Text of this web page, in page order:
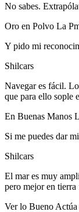
No sabes.
Oro en Polvo La
Y pido mi
Shilcars
Navegar es fácil.
que para ello sople
En Buenas Manos
Si me puedes dar
Shilcars
El mar es muy
pero mejor en tierra
Ver lo Bueno